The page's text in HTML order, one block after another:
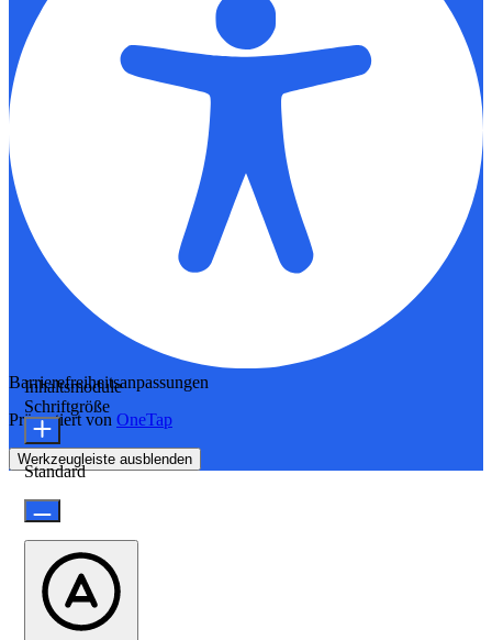
Barrierefreiheitsanpassungen
Präsentiert von OneTap
Werkzeugleiste ausblenden
Inhaltsmodule
Schriftgröße
Standard